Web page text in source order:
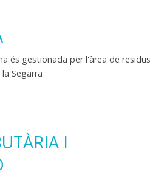
és gestionada per l'àrea de residus
Segarra
I